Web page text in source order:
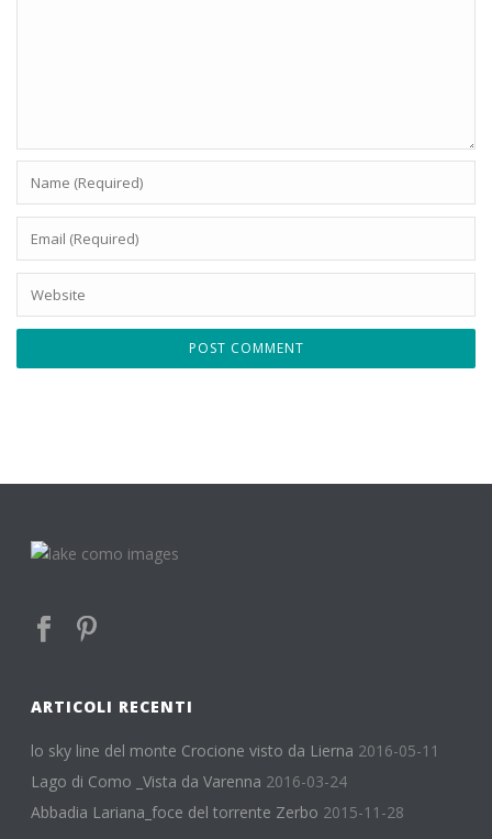
ARTICOLI RECENTI
lo sky line del monte Crocione visto da Lierna 2016-05-11
Lago di Como _Vista da Varenna 2016-03-24
Abbadia Lariana_foce del torrente Zerbo 2015-11-28